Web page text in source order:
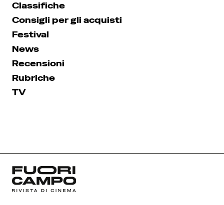
Classifiche
Consigli per gli acquisti
Festival
News
Recensioni
Rubriche
TV